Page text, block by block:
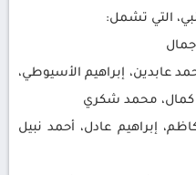
التي تشمل:
عابدين، إبراهيم الأسيوطي،
محمد شكري
إبراهيم عادل، أحمد نبيل